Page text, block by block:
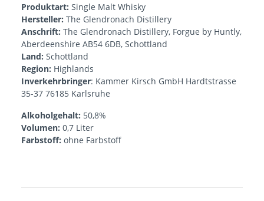
Produktart: Single Malt Whisky
Hersteller: The Glendronach Distillery
Anschrift: The Glendronach Distillery, Forgue by Huntly,
Aberdeenshire AB54 6DB, Schottland
Land: Schottland
Region: Highlands
Inverkehrbringer: Kammer Kirsch GmbH Hardtstrasse
35-37 76185 Karlsruhe
Alkoholgehalt: 50,8%
Volumen: 0,7 Liter
Farbstoff: ohne Farbstoff